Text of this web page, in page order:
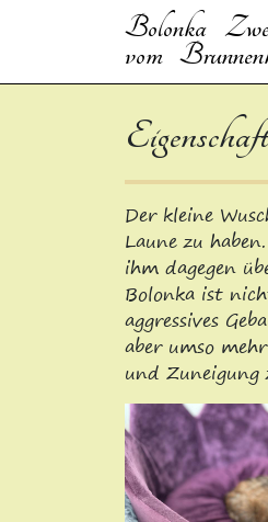
Bolonka
vom
Der kleine
Laune zu
ihm dagegen
Bolonka ist
aggressives
aber umso
und Zuneigung